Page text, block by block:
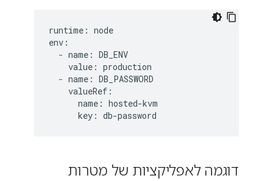
runtime: node
env:
- name: DB_ENV
    value: production
- name: DB_PASSWORD
    valueRef:
      name: hosted-kvm
      key: db-password
דוגמה לאפליקציות של מטרות